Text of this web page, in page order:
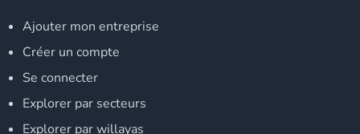
Ajouter mon entreprise
Créer un compte
Se connecter
Explorer par secteurs
Explorer par willayas